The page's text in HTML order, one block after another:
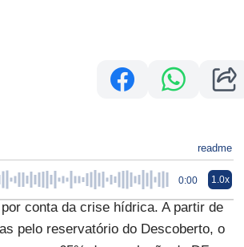
readme
0:00 1.0x
conta da crise hídrica. A partir de
pelo reservatório do Descoberto, o